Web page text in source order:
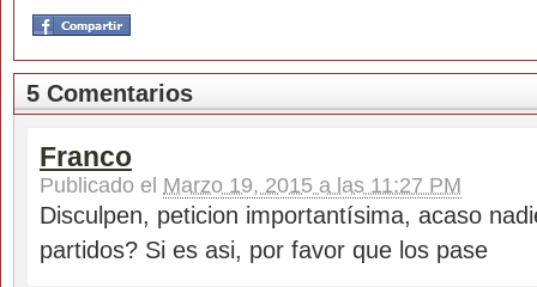
5 Comentarios
Franco
Publicado el Marzo 19, 2015 a las 11:27 PM
Disculpen, peticion importantísima, acaso
partidos? Si es asi, por favor que los pase